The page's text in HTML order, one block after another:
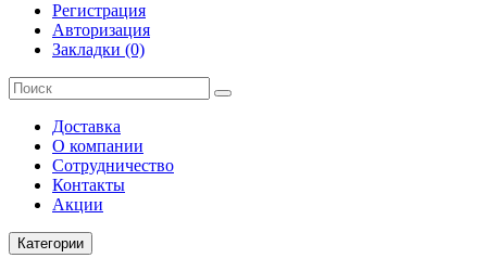
Регистрация
Авторизация
Закладки (0)
Доставка
О компании
Cотрудничество
Контакты
Акции
Категории